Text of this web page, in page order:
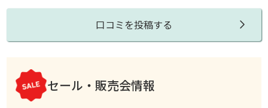
口コミを投稿する
セール・販売会情報